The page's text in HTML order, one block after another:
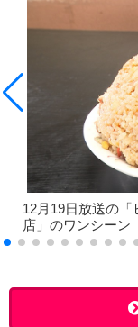
12月19日放送の
店」のワンシーン